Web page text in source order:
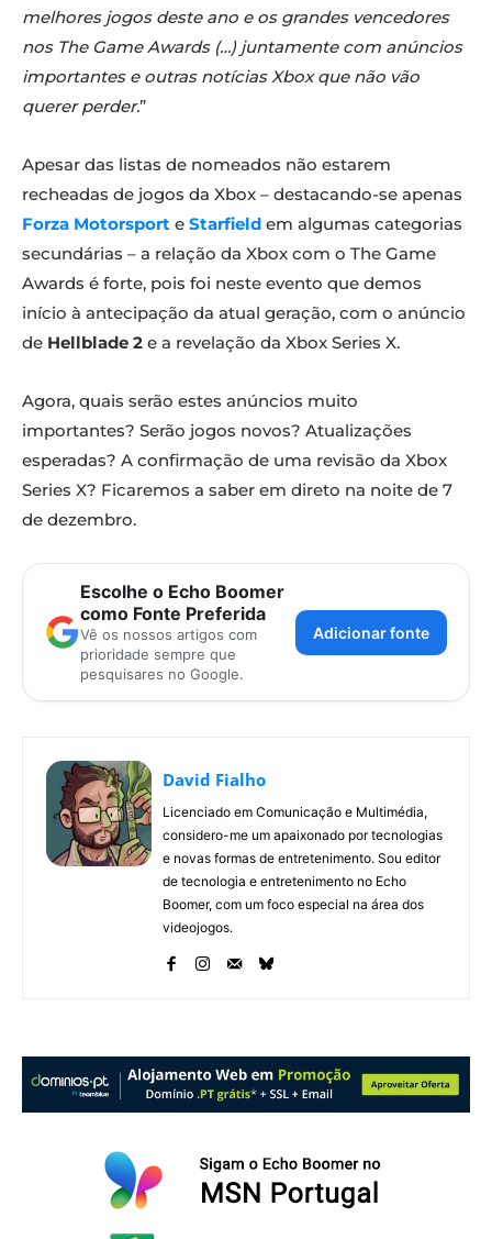
melhores jogos deste ano e os grandes vencedores
nos The Game Awards (…) juntamente com anúncios
importantes e outras notícias Xbox que não vão
querer perder.”
Apesar das listas de nomeados não estarem
recheadas de jogos da Xbox – destacando-se apenas
Forza Motorsport e Starfield em algumas categorias
secundárias – a relação da Xbox com o The Game
Awards é forte, pois foi neste evento que demos
início à antecipação da atual geração, com o anúncio
de Hellblade 2 e a revelação da Xbox Series X.
Agora, quais serão estes anúncios muito
importantes? Serão jogos novos? Atualizações
esperadas? A confirmação de uma revisão da Xbox
Series X? Ficaremos a saber em direto na noite de 7
de dezembro.
Escolhe o Echo Boomer
como Fonte Preferida
Vê os nossos artigos com
prioridade sempre que
pesquisares no Google.
Adicionar fonte
David Fialho
Licenciado em Comunicação e Multimédia,
considero-me um apaixonado por tecnologias
e novas formas de entretenimento. Sou editor
de tecnologia e entretenimento no Echo
Boomer, com um foco especial na área dos
videojogos.